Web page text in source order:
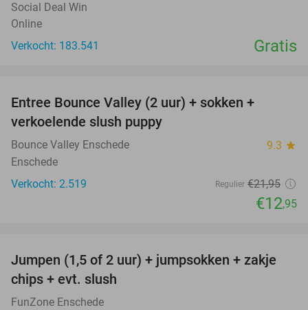
Social Deal Win
Online
Verkocht: 183.541
Gratis
Entree Bounce Valley (2 uur) + sokken +
verkoelende slush puppy
Bounce Valley Enschede 9.3 star
Enschede
Verkocht: 2.519
Regulier €21,95
€12,95
48%
Jumpen (1,5 of 2 uur) + jumpsokken + zakje
chips + evt. slush
FunZone Enschede